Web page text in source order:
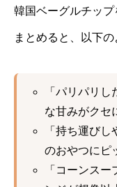
韓国ベーグルチッ
まとめると、以下
「パリパリ
な甘みがクセ
「持ち運び
のおやつにピ
「コーンス